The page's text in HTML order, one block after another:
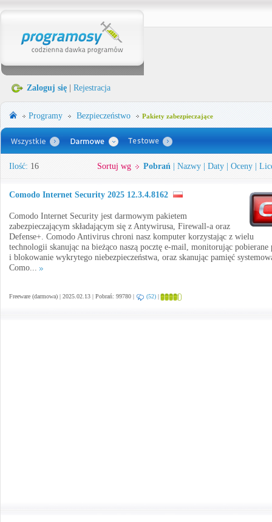
Zaloguj się Rejestracja
Programy Bezpieczeństwo Pakiety zabezpieczające
Ilość: 16 Sortuj wg Pobrań Nazwy Daty Oceny
Comodo Internet Security 2025 12.3.4.8162
Comodo Internet Security jest darmowym pakietem
zabezpieczającym składającym się z Antywirusa, Firewall-a oraz
Defense+. Comodo Antivirus chroni nasz komputer korzystając z wielu
technologii skanując na bieżąco naszą pocztę e-mail, monitorując
i blokowanie wykrytego niebezpieczeństwa, oraz skanując pamięć
Como...
Freeware (darmowa) | 2025.02.13 | Pobrań: 99780 | (52) |